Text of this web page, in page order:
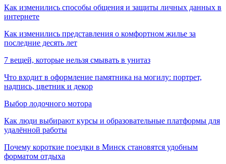
Как изменились способы общения и защиты личных данных в
интернете
Как изменились представления о комфортном жилье за
последние десять лет
7 вещей, которые нельзя смывать в унитаз
Что входит в оформление памятника на могилу: портрет,
надпись, цветник и декор
Выбор лодочного мотора
Как люди выбирают курсы и образовательные платформы для
удалённой работы
Почему короткие поездки в Минск становятся удобным
форматом отдыха